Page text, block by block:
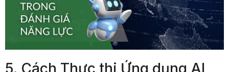
5. Cách Thực thi Ứng dụng AI,